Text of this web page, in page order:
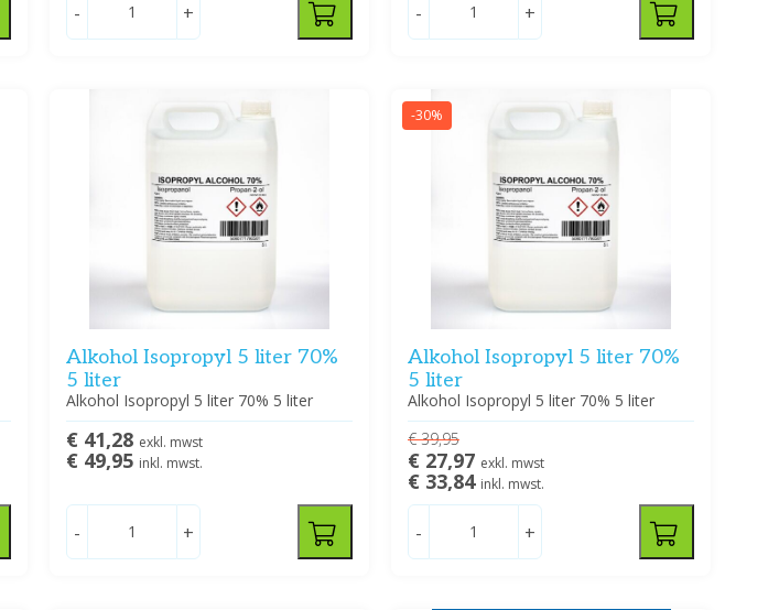
- + - +
Alkohol Isopropyl 5 liter 70%
5 liter
Alkohol Isopropyl 5 liter 70% 5 liter
€ 41,28 exkl. mwst
€ 49,95 inkl. mwst.
- +
-30%
Alkohol Isopropyl 5 liter 70%
5 liter
Alkohol Isopropyl 5 liter 70% 5 liter
€ 39,95
€ 27,97 exkl. mwst
€ 33,84 inkl. mwst.
- +